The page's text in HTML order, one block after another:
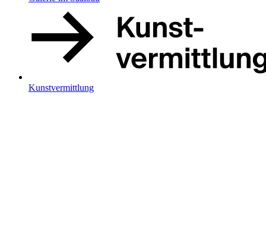
Kunstvermittlung